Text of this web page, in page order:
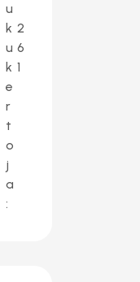
u
k
u
k
e
r
t
o
j
a
:
2
6
1